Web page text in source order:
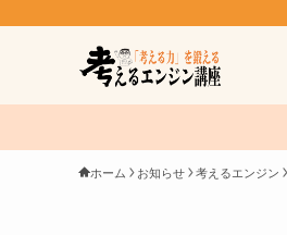
ホーム お知らせ 考えるエンジン